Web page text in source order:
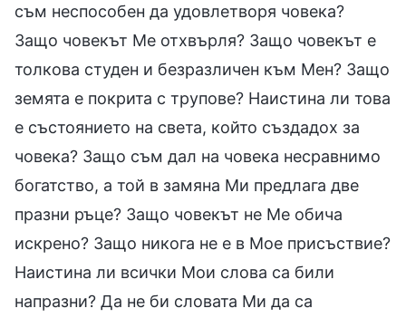
съм неспособен да удовлетворя човека?
Защо човекът Ме отхвърля? Защо човекът е
толкова студен и безразличен към Мен? Защо
земята е покрита с трупове? Наистина ли това
е състоянието на света, който създадох за
човека? Защо съм дал на човека несравнимо
богатство, а той в замяна Ми предлага две
празни ръце? Защо човекът не Ме обича
искрено? Защо никога не е в Мое присъствие?
Наистина ли всички Мои слова са били
напразни? Да не би словата Ми да са